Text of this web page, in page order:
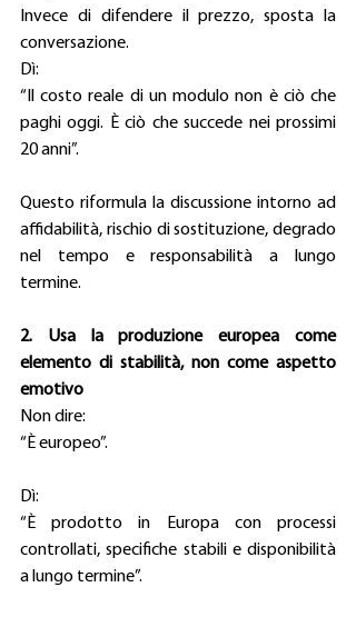
Invece di difendere il prezzo, sposta la
conversazione.
Dì:
“Il costo reale di un modulo non è ciò che
paghi oggi. È ciò che succede nei prossimi
20 anni”.
Questo riformula la discussione intorno ad
affidabilità, rischio di sostituzione, degrado
nel tempo e responsabilità a lungo
termine.
2. Usa la produzione europea come
elemento di stabilità, non come aspetto
emotivo
Non dire:
“È europeo”.
Dì:
“È prodotto in Europa con processi
controllati, specifiche stabili e disponibilità
a lungo termine”.